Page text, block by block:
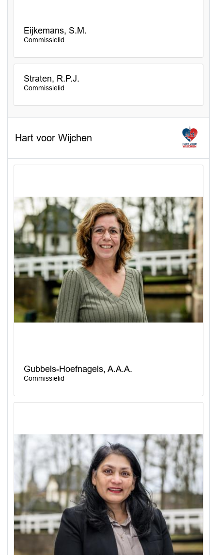
Eijkemans, S.M.
Commissielid
Straten, R.P.J.
Commissielid
Hart voor Wijchen
Gubbels-Hoefnagels, A.A.A.
Commissielid